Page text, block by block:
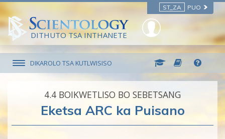
ST_ZA PUO
DITHUTO TSA INTHANETE
DIKAROLO TSA KUTLWISISO
4.‎4 BOIKWETLISO BO SEBETSANG
Eketsa ARC ka Puisano